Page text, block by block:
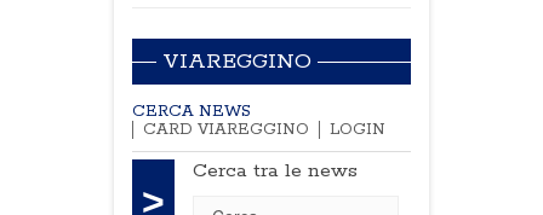
VIAREGGINO
CERCA NEWS
CARD VIAREGGINO
LOGIN
>
Cerca tra le news